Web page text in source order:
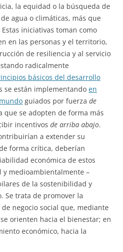
la equidad o la búsqueda de
agua o climáticas, más que
iniciativas toman como
en las personas y el territorio,
de resiliencia y al servicio
radicalmente
básicos del desarrollo
se están implementando en
guiados por fuerza de
que se adopten de forma más
incentivos de arriba abajo.
a extender su
forma crítica, deberían
económica de estos
y medioambientalmente –
de la sostenibilidad y
Se trata de promover la
negocio social que, mediante
orienten hacia el bienestar; en
económico, hacia la